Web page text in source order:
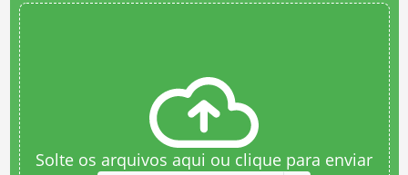
Solte os arquivos aqui ou clique para enviar